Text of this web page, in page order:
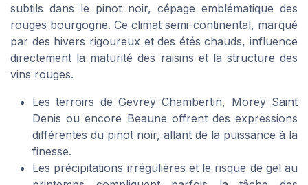
subtils dans le pinot noir, cépage emblématique des
rouges bourgogne. Ce climat semi-continental, marqué
par des hivers rigoureux et des étés chauds, influence
directement la maturité des raisins et la structure des
vins rouges.
Les terroirs de Gevrey Chambertin, Morey Saint
Denis ou encore Beaune offrent des expressions
différentes du pinot noir, allant de la puissance à la
finesse.
Les précipitations irrégulières et le risque de gel au